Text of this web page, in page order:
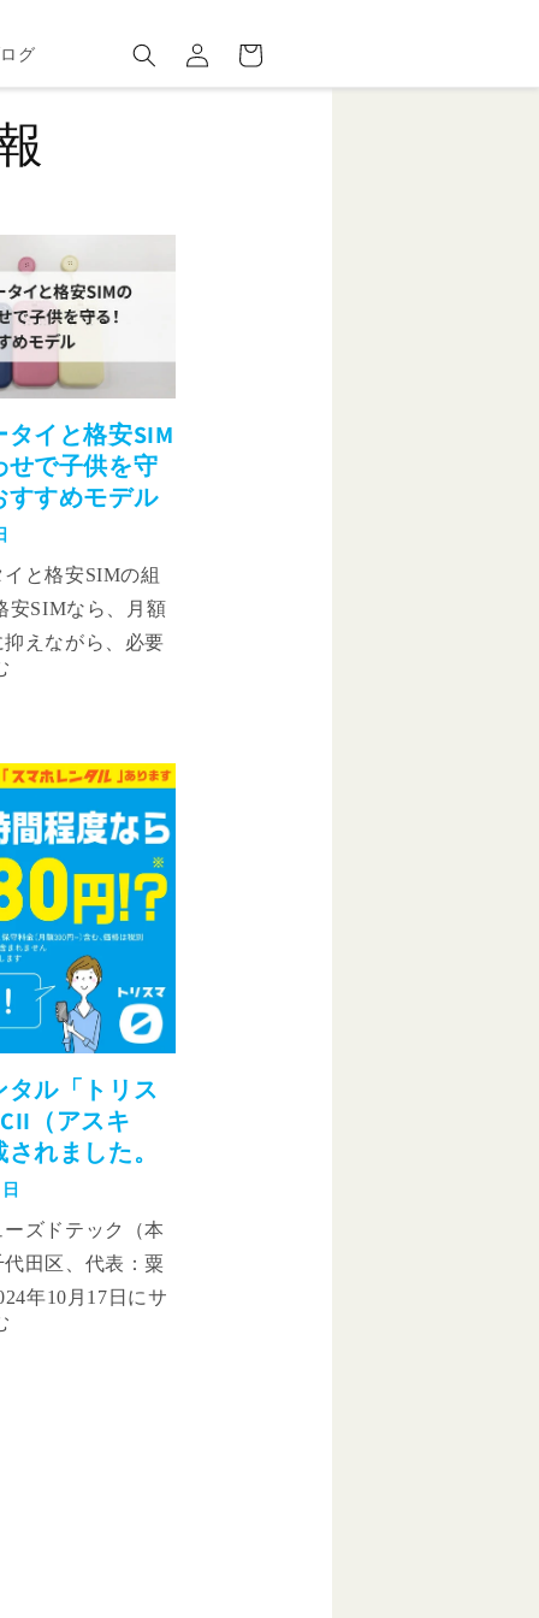
グ
グ
イ
ー
ト
イと格安SIM
せで子供を守
すすめモデル
と格安SIMの組
安SIMなら、月額
えながら、必要
り使えます。こ
金プランや機能
子様にぴったり
てあげましょ
タル「トリス
（アスキ
れました。
ズドテック（本
田区、代表：粟
年10月17日にサ
た個人向けの従